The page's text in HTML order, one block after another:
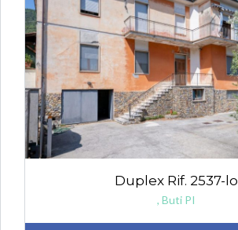
Duplex Rif. 2537-lo
, Buti PI